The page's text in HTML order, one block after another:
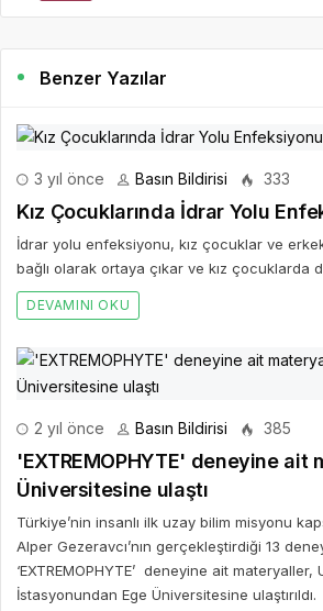
Benzer Yazılar
3 yıl önce Basın Bildirisi 333
Kız Çocuklarında İdrar Yolu
İdrar yolu enfeksiyonu, kız çocuklar ve
bağlı olarak ortaya çıkar ve kız çocuklarda
DEVAMINI OKU
2 yıl önce Basın Bildirisi 385
'EXTREMOPHYTE' deneyine ait
Üniversitesine ulaştı
Türkiye’nin insanlı ilk uzay bilim misyonu
Alper Gezeravcı’nın gerçekleştirdiği 13
‘EXTREMOPHYTE’ deneyine ait materyaller,
İstasyonundan Ege Üniversitesine ulaştırıldı.